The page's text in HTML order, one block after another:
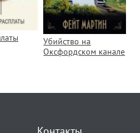
Убийство на
Оксфордском канале